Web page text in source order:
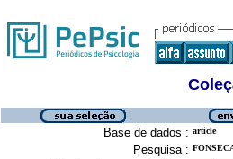
Base de dados : article
Pesquisa :